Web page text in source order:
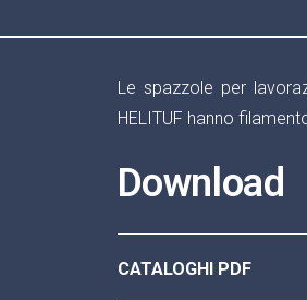
Le spazzole per
HELITUF hanno
Download
CATALOGHI PDF